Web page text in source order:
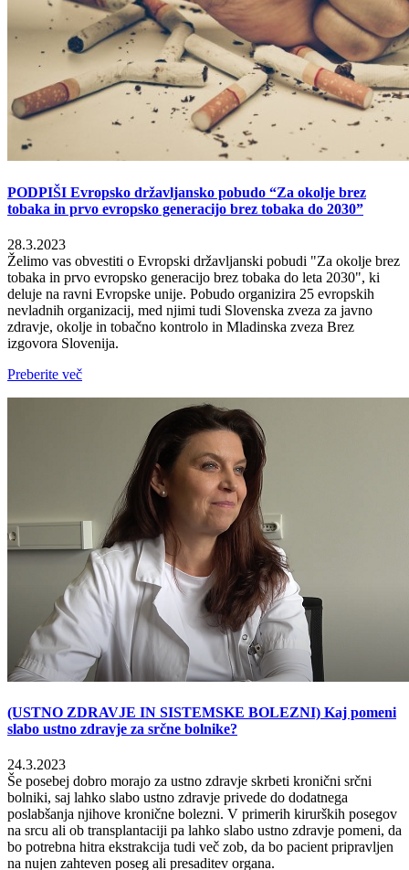
PODPIŠI Evropsko državljansko pobudo “Za okolje brez
tobaka in prvo evropsko generacijo brez tobaka do 2030”
28.3.2023
Želimo vas obvestiti o Evropski državljanski pobudi "Za okolje brez
tobaka in prvo evropsko generacijo brez tobaka do leta 2030", ki
deluje na ravni Evropske unije. Pobudo organizira 25 evropskih
nevladnih organizacij, med njimi tudi Slovenska zveza za javno
zdravje, okolje in tobačno kontrolo in Mladinska zveza Brez
izgovora Slovenija.
Preberite več
(USTNO ZDRAVJE IN SISTEMSKE BOLEZNI) Kaj pomeni
slabo ustno zdravje za srčne bolnike?
24.3.2023
Še posebej dobro morajo za ustno zdravje skrbeti kronični srčni
bolniki, saj lahko slabo ustno zdravje privede do dodatnega
poslabšanja njihove kronične bolezni. V primerih kirurških posegov
na srcu ali ob transplantaciji pa lahko slabo ustno zdravje pomeni, da
bo potrebna hitra ekstrakcija tudi več zob, da bo pacient pripravljen
na nujen zahteven poseg ali presaditev organa.